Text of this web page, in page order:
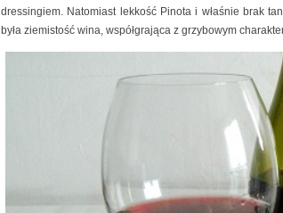
dressingiem. Natomiast lekkość Pinota i właśnie brak
była ziemistość wina, współgrająca z grzybowym